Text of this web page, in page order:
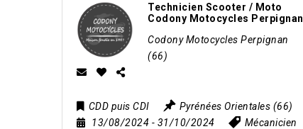
Technicien Scooter / Moto
Codony Motocycles Perpignan
Codony Motocycles Perpignan
(66)
CDD puis CDI
Pyrénées Orientales (66)
13/08/2024 - 31/10/2024
Mécanicien